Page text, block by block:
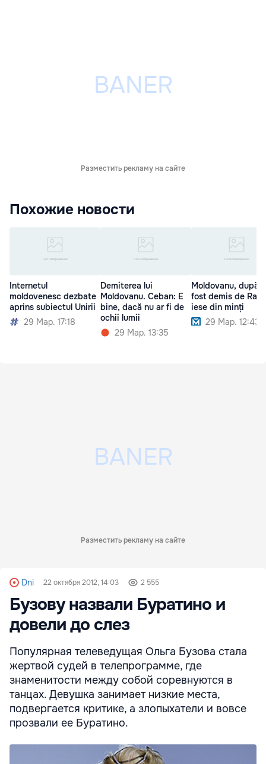
Разместить рекламу на сайте
Похожие новости
Internetul
moldovenesc dezbate
aprins subiectul Unirii
29 Мар. 17:18
Demiterea lui
Moldovanu. Ceban: E
bine, dacă nu ar fi de
ochii lumii
29 Мар. 13:35
Moldovanu, după
fost demis de
iese din minți
29 Мар. 12:43
Разместить рекламу на сайте
Dni 22 октября 2012, 14:03 2 555
Бузову назвали Буратино и
довели до слез
Популярная телеведущая Ольга Бузова стала
жертвой судей в телепрограмме, где
знаменитости между собой соревнуются в
танцах. Девушка занимает низкие места,
подвергается критике, а злопыхатели и вовсе
прозвали ее Буратино.